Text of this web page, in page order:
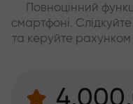
Повноцінний
смартфоні.
та керуйте